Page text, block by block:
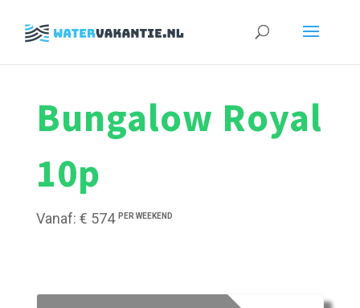
Zoeken
Bungalow Royal
10p
Vanaf: € 574 PER WEEKEND